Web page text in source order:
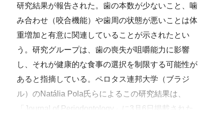
研究結果が報告された。歯の本数が少ないこと、噛
み合わせ（咬合機能）や歯周の状態が悪いことは体
重増加と有意に関連していることが示されたとい
う。研究グループは、歯の喪失が咀嚼能力に影響
し、それが健康的な食事の選択を制限する可能性が
あると指摘している。ペロタス連邦大学（ブラジ
ル）のNatália Pola氏らによるこの研究結果は、
「Journal of Periodontology」に3月6日掲載された。